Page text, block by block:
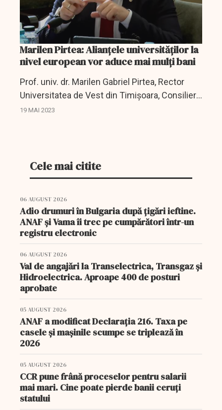
Marilen Pirtea: Alianțele universităților la
nivel european vor aduce mai mulți bani
Prof. univ. dr. Marilen Gabriel Pirtea, Rector
Universitatea de Vest din Timișoara, Consilier
onorific al Prim-Ministrului României pe zona
19 MAI 2023
Cele mai citite
06 AUGUST 2026
Adio drumuri în Bulgaria după țigări ieftine.
ANAF și Vama îi trec pe cumpărători într-un
registru electronic
06 AUGUST 2026
Val de angajări la Transelectrica, Transgaz și
Hidroelectrica. Aproape 400 de posturi
aprobate
05 AUGUST 2026
ANAF a modificat Declarația 216. Taxa pe
casele și mașinile scumpe se triplează în
2026
05 AUGUST 2026
CCR pune frână proceselor pentru salarii
mai mari. Cine poate pierde banii ceruți
statului